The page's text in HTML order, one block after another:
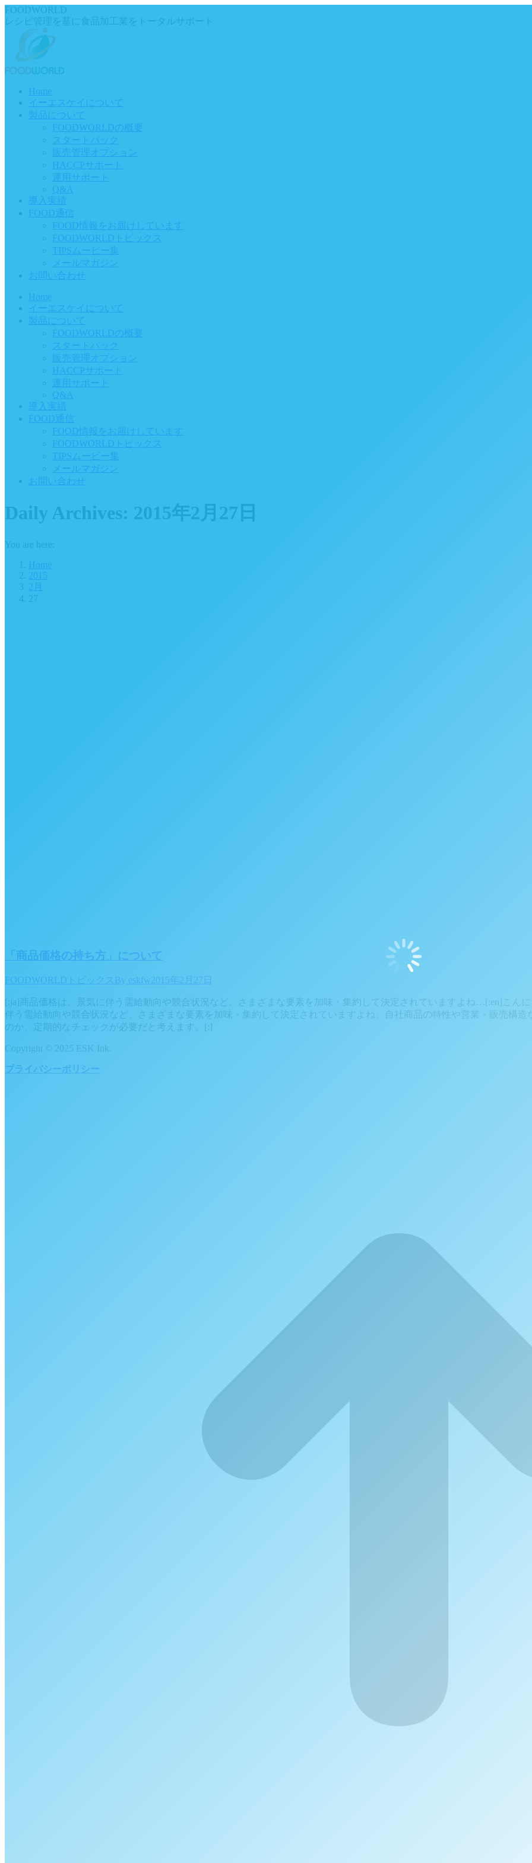
Skip
to
content
FOODWORLD
レシピ管理を基に食品加工業をトータルサポート
Home
イーエスケイについて
製品について
FOODWORLDの概要
スタートパック
販売管理オプション
HACCPサポート
運用サポート
Q&A
導入実績
FOOD通信
FOOD情報をお届けしています
FOODWORLDトピックス
TIPSムービー集
メールマガジン
お問い合わせ
Home
イーエスケイについて
製品について
FOODWORLDの概要
スタートパック
販売管理オプション
HACCPサポート
運用サポート
Q&A
導入実績
FOOD通信
FOOD情報をお届けしています
FOODWORLDトピックス
TIPSムービー集
メールマガジン
お問い合わせ
Daily Archives: 2015年2月27日
You are here:
Home
2015
2月
27
「商品価格の持ち方」について
FOODWORLDトピックス By eskfw 2015年2月27日
[:ja]商品価格は、景気に伴う需給動向や競合状況など、さまざまな要素を加味・集約して決定されていますよね…[:en]こん
伴う需給動向や競合状況など、さまざまな要素を加味・集約して決定されていますよね。自社商品の特性や営業・販売構
のか、定期的なチェックが必要だと考えます。[:]
Copyright © 2025 ESK Ink.
プライバシーポリシー